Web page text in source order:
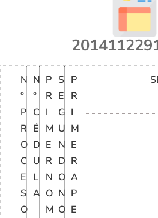
N
°
P
R
O
C
E
S
O
N
°
C
É
D
U
L
A
P
R
I
M
E
R
N
O
M
S
E
G
U
N
D
O
N
O
P
R
I
M
E
R
A
P
E